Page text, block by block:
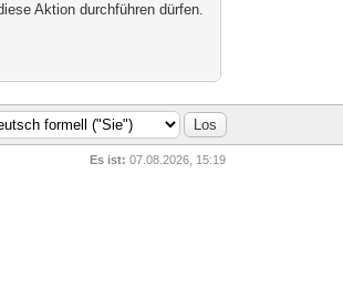
Aktion durchführen dürfen.
Es ist: 07.08.2026, 15:19